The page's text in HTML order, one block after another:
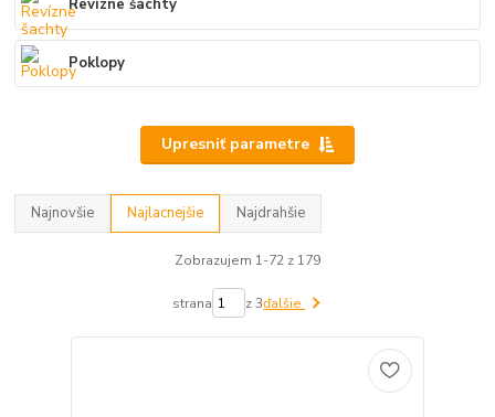
Revízne šachty
Poklopy
Upresniť parametre
Najnovšie Najlacnejšie Najdrahšie
Zobrazujem 1-72 z 179
strana z 3ďalšie